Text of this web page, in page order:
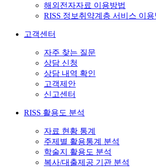
해외전자자료 이용방법
RISS 정보취약계층 서비스 이용
고객센터
자주 찾는 질문
상담 신청
상담 내역 확인
고객제안
신고센터
RISS 활용도 분석
자료 현황 통계
주제별 활용통계 분석
학술지 활용도 분석
복사/대출제공 기관 분석